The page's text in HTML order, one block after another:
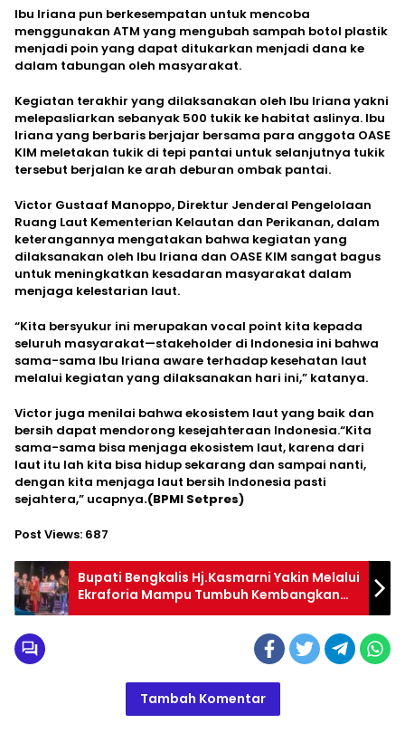
Ibu Iriana pun berkesempatan untuk mencoba
menggunakan ATM yang mengubah sampah botol plastik
menjadi poin yang dapat ditukarkan menjadi dana ke
dalam tabungan oleh masyarakat.
Kegiatan terakhir yang dilaksanakan oleh Ibu Iriana yakni
melepasliarkan sebanyak 500 tukik ke habitat aslinya. Ibu
Iriana yang berbaris berjajar bersama para anggota OASE
KIM meletakan tukik di tepi pantai untuk selanjutnya tukik
tersebut berjalan ke arah deburan ombak pantai.
Victor Gustaaf Manoppo, Direktur Jenderal Pengelolaan
Ruang Laut Kementerian Kelautan dan Perikanan, dalam
keterangannya mengatakan bahwa kegiatan yang
dilaksanakan oleh Ibu Iriana dan OASE KIM sangat bagus
untuk meningkatkan kesadaran masyarakat dalam
menjaga kelestarian laut.
“Kita bersyukur ini merupakan vocal point kita kepada
seluruh masyarakat—stakeholder di Indonesia ini bahwa
sama-sama Ibu Iriana aware terhadap kesehatan laut
melalui kegiatan yang dilaksanakan hari ini,” katanya.
Victor juga menilai bahwa ekosistem laut yang baik dan
bersih dapat mendorong kesejahteraan Indonesia.“Kita
sama-sama bisa menjaga ekosistem laut, karena dari
laut itu lah kita bisa hidup sekarang dan sampai nanti,
dengan kita menjaga laut bersih Indonesia pasti
sejahtera,” ucapnya.(BPMI Setpres)
Post Views: 687
Bupati Bengkalis Hj.Kasmarni Yakin Melalui
Ekraforia Mampu Tumbuh Kembangkan
Ekraf
Tambah Komentar